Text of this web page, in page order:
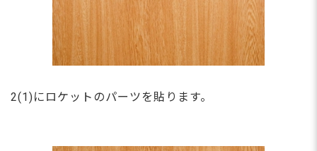
2(1)にロケットのパーツを貼ります。